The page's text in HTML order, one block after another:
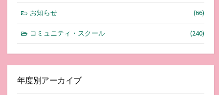
お知らせ (66)
コミュニティ・スクール (240)
年度別アーカイブ